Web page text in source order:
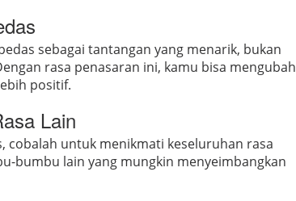
sebagai tantangan yang menarik, bukan
rasa penasaran ini, kamu bisa mengubah
positif.
Lain
cobalah untuk menikmati keseluruhan rasa
bumbu lain yang mungkin menyeimbangkan